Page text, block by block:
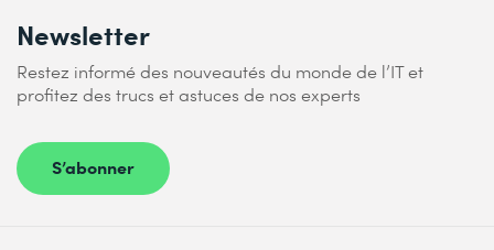
Newsletter
Restez informé des nouveautés du monde de l’IT et
profitez des trucs et astuces de nos experts
S’abonner